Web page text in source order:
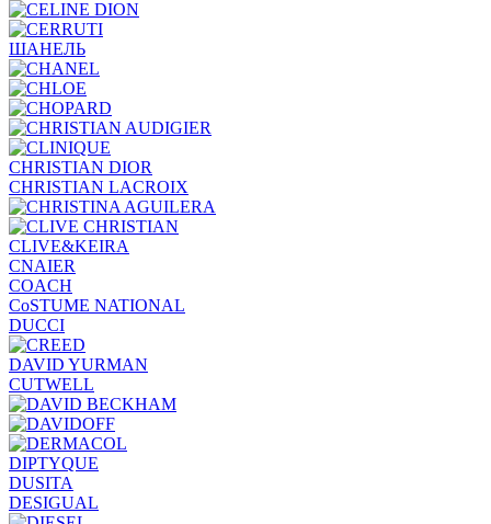
ШАНЕЛЬ
CHRISTIAN DIOR
CHRISTIAN LACROIX
CLIVE&KEIRA
CNAIER
COACH
CoSTUME NATIONAL
DUCCI
DAVID YURMAN
CUTWELL
DIPTYQUE
DUSITA
DESIGUAL